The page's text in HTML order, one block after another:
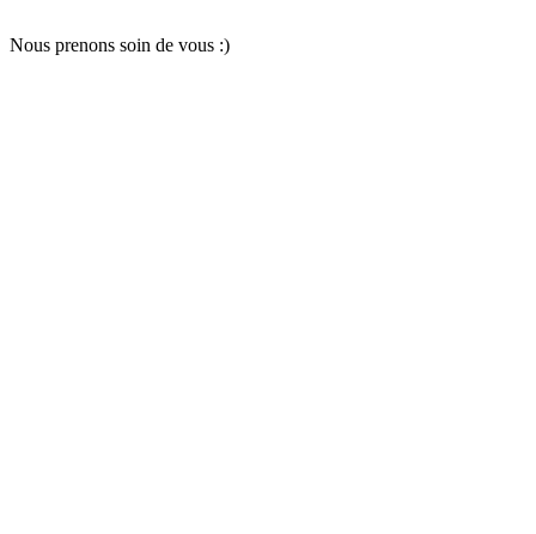
Nous prenons soin de vous :)